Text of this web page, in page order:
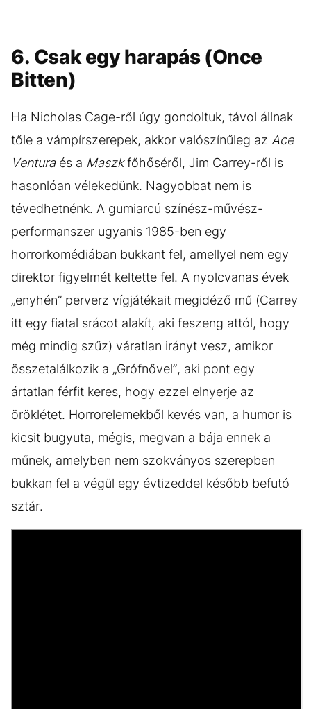
6. Csak egy harapás (Once
Bitten)
Ha Nicholas Cage-ről úgy gondoltuk, távol állnak
tőle a vámpírszerepek, akkor valószínűleg az Ace
Venturaés a Maszkfőhőséről, Jim Carrey-ről is
hasonlóan vélekedünk. Nagyobbat nem is
tévedhetnénk. A gumiarcú színész-művész-
performanszer ugyanis 1985-ben egy
horrorkomédiában bukkant fel, amellyel nem egy
direktor figyelmét keltette fel. A nyolcvanas évek
„enyhén” perverz vígjátékait megidéző mű (Carrey
itt egy fiatal srácot alakít, aki feszeng attól, hogy
még mindig szűz) váratlan irányt vesz, amikor
összetalálkozik a „Grófnővel”, aki pont egy
ártatlan férfit keres, hogy ezzel elnyerje az
öröklétet. Horrorelemekből kevés van, a humor is
kicsit bugyuta, mégis, megvan a bája ennek a
műnek, amelyben nem szokványos szerepben
bukkan fel a végül egy évtizeddel később befutó
sztár.